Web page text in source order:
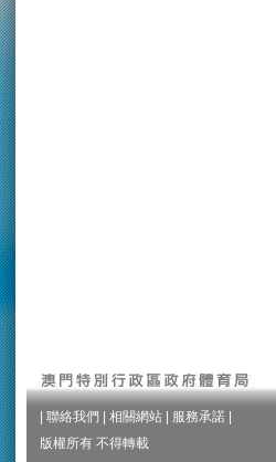
聯絡我們 相關網站 服務承諾
版權所有 不得轉載